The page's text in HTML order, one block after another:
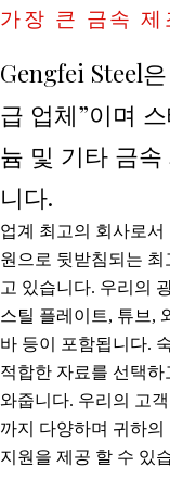
가장 큰 금속 제
Gengfei Steel
급 업체”이며
늄 및 기타 금
니다.
업계 최고의 회사로서
원으로 뒷받침되는
고 있습니다. 우리의
스틸 플레이트, 튜브,
바 등이 포함됩니다.
적합한 자료를 선택
와줍니다. 우리의 고
까지 다양하며 귀하
지원을 제공 할 수 있